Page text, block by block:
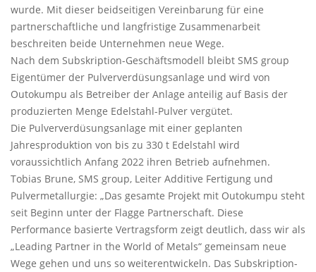
wurde. Mit dieser beidseitigen Vereinbarung für eine
partnerschaftliche und langfristige Zusammenarbeit
beschreiten beide Unternehmen neue Wege.
Nach dem Subskription-Geschäftsmodell bleibt SMS group
Eigentümer der Pulververdüsungsanlage und wird von
Outokumpu als Betreiber der Anlage anteilig auf Basis der
produzierten Menge Edelstahl-Pulver vergütet.
Die Pulververdüsungsanlage mit einer geplanten
Jahresproduktion von bis zu 330 t Edelstahl wird
voraussichtlich Anfang 2022 ihren Betrieb aufnehmen.
Tobias Brune, SMS group, Leiter Additive Fertigung und
Pulvermetallurgie: „Das gesamte Projekt mit Outokumpu steht
seit Beginn unter der Flagge Partnerschaft. Diese
Performance basierte Vertragsform zeigt deutlich, dass wir als
„Leading Partner in the World of Metals“ gemeinsam neue
Wege gehen und uns so weiterentwickeln. Das Subskription-